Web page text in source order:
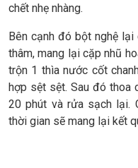
chết nhẹ nhàng.
Bên cạnh đó bột nghệ
thâm, mang lại cặp nhũ
trộn 1 thìa nước cốt
hợp sệt sệt. Sau đó thoa
20 phút và rửa sạch lại.
thời gian sẽ mang lại kết